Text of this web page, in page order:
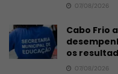
07/08/2026
Cabo Frio
os
07/08/2026